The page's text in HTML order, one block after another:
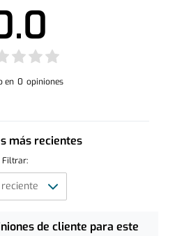
en 0 opiniones
más recientes
Filtrar:
de cliente para este